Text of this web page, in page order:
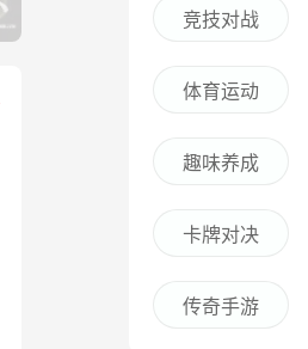
竞技对战
体育运动
趣味养成
卡牌对决
传奇手游